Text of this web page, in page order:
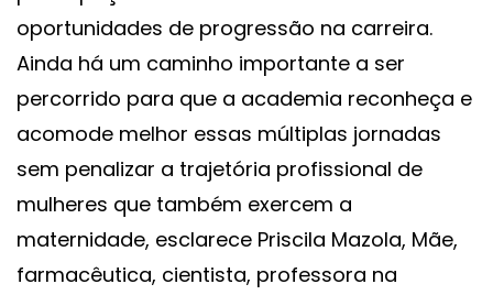
oportunidades de progressão na carreira.
Ainda há um caminho importante a ser
percorrido para que a academia reconheça e
acomode melhor essas múltiplas jornadas
sem penalizar a trajetória profissional de
mulheres que também exercem a
maternidade, esclarece Priscila Mazola, Mãe,
farmacêutica, cientista, professora na